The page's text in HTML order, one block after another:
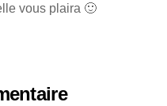
vous plaira 🙂